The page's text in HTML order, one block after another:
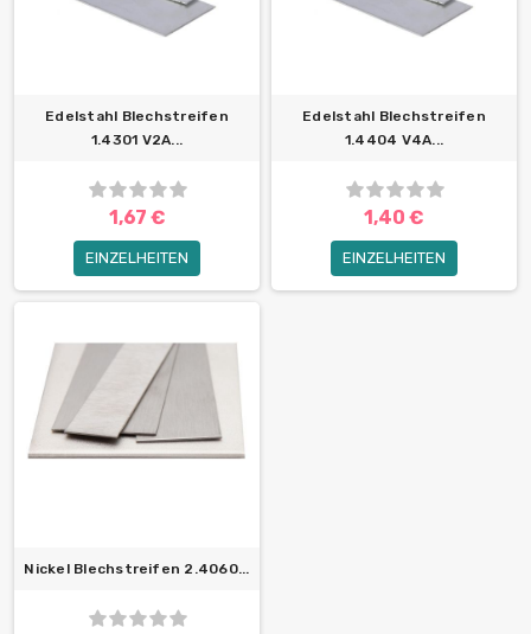
Edelstahl Blechstreifen
1.4301 V2A...
1,67 €
EINZELHEITEN
Edelstahl Blechstreifen
1.4404 V4A...
1,40 €
EINZELHEITEN
Nickel Blechstreifen 2.4060...